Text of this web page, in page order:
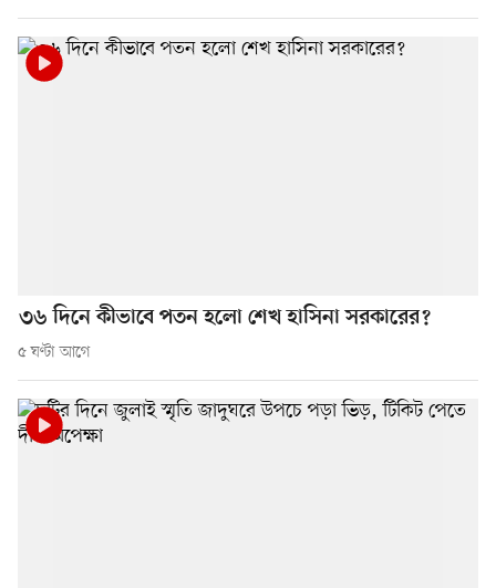
৩৬ দিনে কীভাবে পতন হলো শেখ হাসিনা সরকারের?
৫ ঘণ্টা আগে